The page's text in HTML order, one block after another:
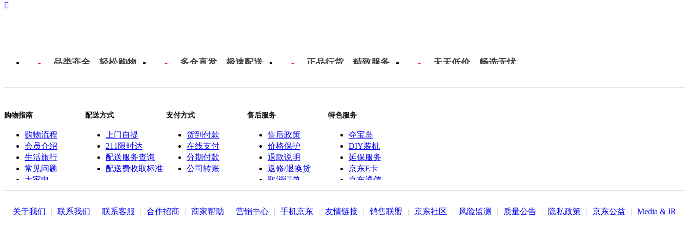

品类齐全，轻松购物 多仓直发，极速配送 正品行货，精致服务 天天低价，畅选无忧
购物指南
购物流程
会员介绍
生活旅行
常见问题
大家电
联系客服
配送方式
上门自提
211限时达
配送服务查询
配送费收取标准
支付方式
货到付款
在线支付
分期付款
公司转账
售后服务
售后政策
价格保护
退款说明
返修/退换货
取消订单
特色服务
夺宝岛
DIY装机
延保服务
京东E卡
京东通信
京鱼座智能
关于我们 | 联系我们 | 联系客服 | 合作招商 | 商家帮助 | 营销中心 | 手机京东 | 友情链接 | 销售联盟 | 京东社区 | 风险监测 | 质量公告 | 隐私政策 | 京东公益 | Media & IR